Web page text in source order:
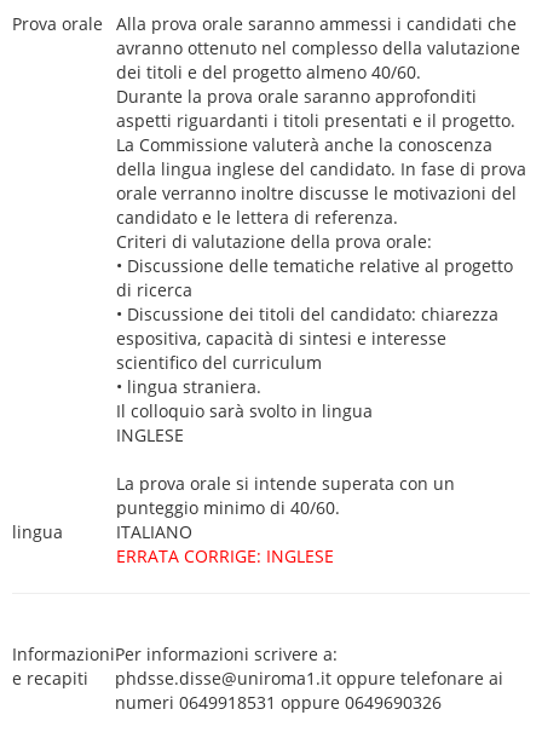
Prova orale
Alla prova orale saranno ammessi i candidati che
avranno ottenuto nel complesso della valutazione
dei titoli e del progetto almeno 40/60.
Durante la prova orale saranno approfonditi
aspetti riguardanti i titoli presentati e il progetto.
La Commissione valuterà anche la conoscenza
della lingua inglese del candidato. In fase di prova
orale verranno inoltre discusse le motivazioni del
candidato e le lettera di referenza.
Criteri di valutazione della prova orale:
• Discussione delle tematiche relative al progetto
di ricerca
• Discussione dei titoli del candidato: chiarezza
espositiva, capacità di sintesi e interesse
scientifico del curriculum
• lingua straniera.
Il colloquio sarà svolto in lingua
INGLESE
La prova orale si intende superata con un
punteggio minimo di 40/60.
lingua
ITALIANO
ERRATA CORRIGE: INGLESE
Informazioni
e recapiti
Per informazioni scrivere a:
phdsse.disse@uniroma1.it oppure telefonare ai
numeri 0649918531 oppure 0649690326